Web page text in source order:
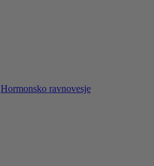
Hormonsko ravnovesje